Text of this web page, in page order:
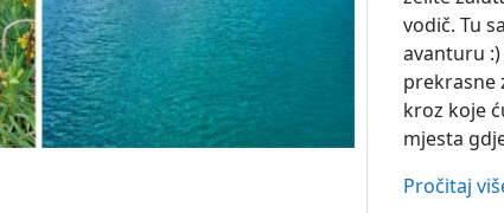
vodič. Tu
avanturu
prekrasne
kroz koje
mjesta
Pročitaj